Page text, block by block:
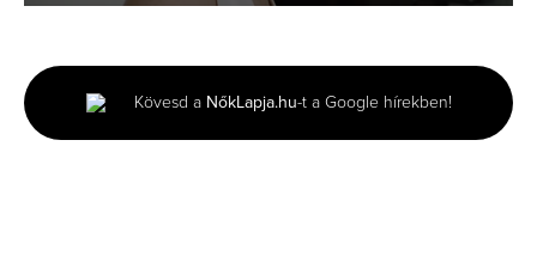
minutes,
13
seconds
Kövesd a NőkLapja.hu-t a Google hírekben!